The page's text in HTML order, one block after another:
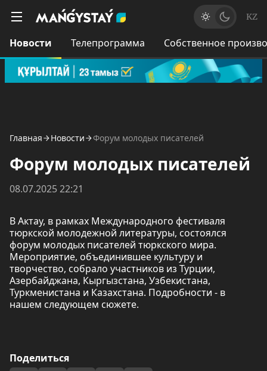
KZ
Новости Телепрограмма Собственное
Главная Новости Форум молодых писателей
Форум молодых писателей
08.07.2025 22:21
В Актау, в рамках Международного фестиваля
тюркской молодежной литературы, состоялся
форум молодых писателей тюркского мира.
Мероприятие, объединившее культуру и
творчество, собрало участников из Турции,
Азербайджана, Кыргызстана, Узбекистана,
Туркменистана и Казахстана. Подробности - в
нашем следующем сюжете.
Поделиться